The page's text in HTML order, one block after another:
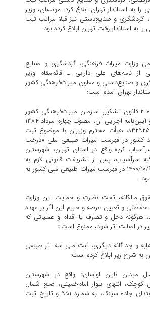
به استاندار تهران ابلاغ کرد. مونسان، وزیر
گردشگری و صنایع‌دستی نیز قبلا مراتب ثبت
به استاندار وقت تهران ابلاغ کرده بود.
وزارت میراث فرهنگی، گردشگری و صنایع
نامه‌های علی دارابی ـ قائم‌مقام وزیر
و صنایع‌دستی و معاون میراث‌فرهنگی کشور
تهران آمده است:
«در اجرای تبصره ماده ۲ قانون تشکیل سازمان میراث‌فرهنگی کشور
مصوب دی‌ماه ۱۳۸۲ و آیین‌نامه اجرایی آن، مصوب چهارم مرداد ۱۳۸۴
به شماره ۲۶۹۷۵/ت ۳۲۹۲۵ه، هیأت محترم وزیران با موضوع ثبت
کشور در فهرست میراث طبیعی ملی «درخت
کن» واقع در استان تهران، شهرستان
سرآسیاب، پس از تشریفات قانونی لازم به
شماره ۹۵۰ به تاریخ ۱۴۰۰/۱۰/۶ در فهرست میراث طبیعی ملی کشور به
مالکانه، تحت نظارت و حمایت این وزارت
و تعیین عرصه و حریم این اثر بر عهده
هرگونه دخل و تصرف یا اقدام و عملیاتی که
در اصالت اثر شود، ممنوع است.»
و جداگانه دیگری، ثبت ملی سه اثر طبیعی
به شرح زیر ابلاغ کرده است:
میدان ناران لواسان» واقع در شهرستان
کوچک، انتهای بلوار امام‌خمینی، ضلع شمال
شرقی میدان ناران، ابتدای جاده سینک، به شماره ۹۵۱ و تاریخ ثبت